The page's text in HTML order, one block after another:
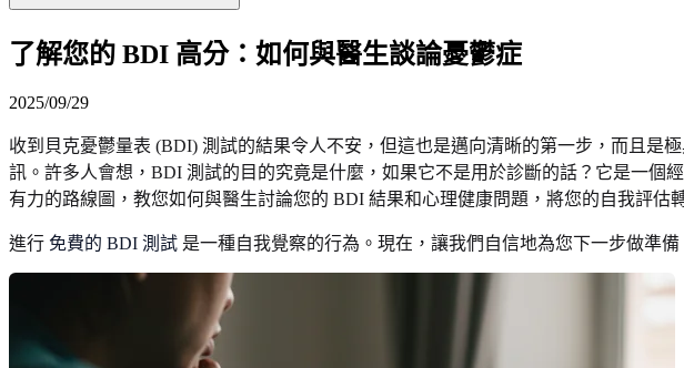
了解您的 BDI 高分：如何與醫生談論憂鬱症
2025/09/29
收到貝克憂鬱量表 (BDI) 測試的結果令人不安，但這也是邁向清晰的第一步，而且是
訊。許多人會想，BDI 測試的目的究竟是什麼，如果它不是用於診斷的話？它是一個
有力的路線圖，教您如何與醫生討論您的 BDI 結果和心理健康問題，將您的自我評估
進行 免費的 BDI 測試 是一種自我覺察的行為。現在，讓我們自信地為您下一步做準備